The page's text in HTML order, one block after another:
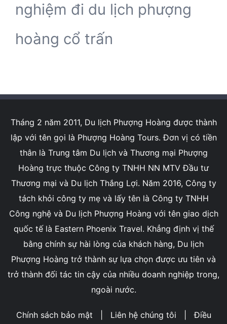
nghiệm đi du lịch phượng
hoàng cổ trấn
Tháng 2 năm 2011, Du lịch Phượng Hoàng được thành
lập với tên gọi là Phượng Hoàng Tours. Đơn vị có tiền
thân là Trung tâm Du lịch và Thương mại Phượng
Hoàng trực thuộc Công ty TNHH NN MTV Đầu tư
Thương mại và Du lịch Thắng Lợi. Năm 2016, Công ty
tách khỏi công ty mẹ và lấy tên là Công ty TNHH
Công nghệ và Du lịch Phượng Hoàng với tên giao dịch
quốc tế là Eastern Phoenix Travel. Khẳng định vị thế
bằng chính sự hài lòng của khách hàng, Du lịch
Phượng Hoàng trở thành sự lựa chọn được ưu tiên và
trở thành đối tác tin cậy của nhiều doanh nghiệp trong,
ngoài nước.
Chính sách bảo mật Liên hệ chúng tôi |Điều